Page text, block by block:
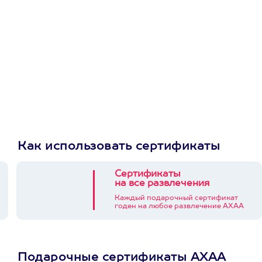
Как использовать сертификаты
Сертификаты
на все развлечения
Каждый подарочный сертификат
годен на любое развлечение АХАА
Подарочные сертификаты АХАА